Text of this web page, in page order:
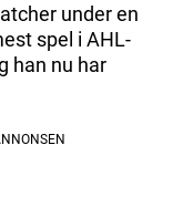
under en
spel i AHL-
han nu har